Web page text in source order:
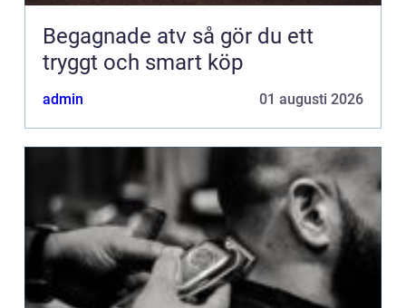
Begagnade atv så gör du ett
tryggt och smart köp
admin 01 augusti 2026